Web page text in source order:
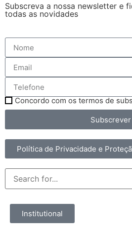
Subscreva a nossa newsletter e
todas as novidades
Concordo com os termos de
Subscrever
Política de Privacidade e
Institutional